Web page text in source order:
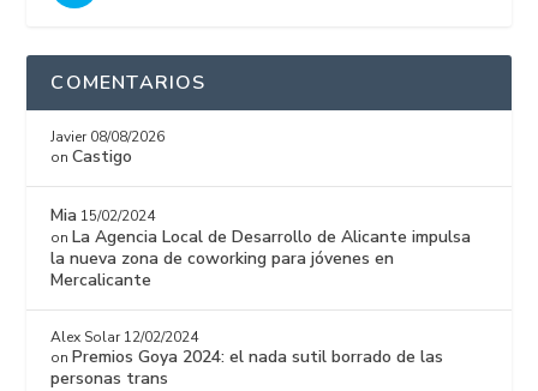
COMENTARIOS
Javier 08/08/2026
onCastigo
Mia 15/02/2024
on La Agencia Local de Desarrollo de Alicante impulsa
la nueva zona de coworking para jóvenes en
Mercalicante
Alex Solar 12/02/2024
on Premios Goya 2024: el nada sutil borrado de las
personas trans